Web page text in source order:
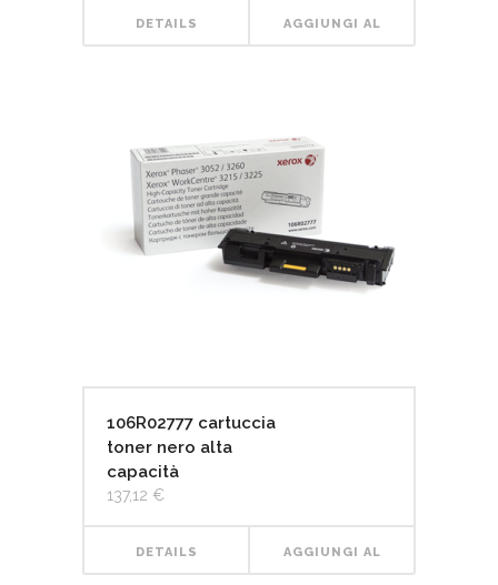
DETAILS AGGIUNGI AL
106R02777 cartuccia
toner nero alta
capacità
137,12 €
DETAILS AGGIUNGI AL